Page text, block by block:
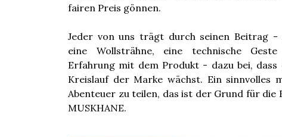
fairen Preis gönnen.
Jeder von uns trägt durch seinen Beitrag -
eine Wollsträhne, eine technische
Erfahrung mit dem Produkt - dazu bei, dass
Kreislauf der Marke wächst. Ein sinnvolles
Abenteuer zu teilen, das ist der Grund für die
MUSKHANE.